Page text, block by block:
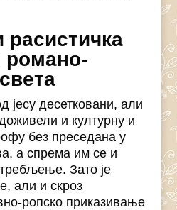
расистичка
романо-
јесу десетковани, али
и културну и
без преседана у
а спрема им се и
Зато је
али и скроз
ропско приказивање